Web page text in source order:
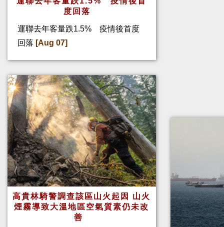
度回落
運聯去年客量跌1.5% 疫情後首度
回落 [Aug 07]
高貴林騎警調查該區山火起因 山火
煙霧導致大溫地區空氣質素仍未改
善